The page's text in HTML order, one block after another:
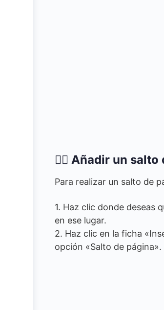
🏃‍♀️ Añadir un salto
Para realizar un salto de
1. Haz clic donde deseas
en ese lugar.
2. Haz clic en la ficha
opción «Salto de página».